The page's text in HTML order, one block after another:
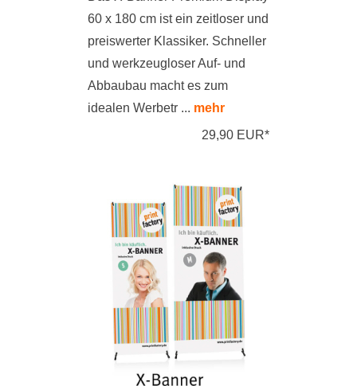
60 x 180 cm ist ein zeitloser und
preiswerter Klassiker. Schneller
und werkzeugloser Auf- und
Abbaubau macht es zum
idealen Werbetr ... mehr
29,90 EUR*